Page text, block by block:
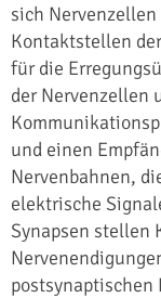
sich
Kontaktstellen
für die
der Nervenzellen
und einen
Nervenbahnen,
elektrische
Synapsen stellen
postsynaptischen